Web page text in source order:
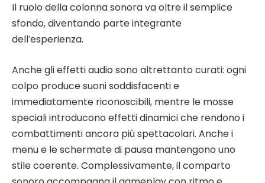
Il ruolo della colonna sonora va oltre il semplice
sfondo, diventando parte integrante
dell’esperienza.
Anche gli effetti audio sono altrettanto curati: ogni
colpo produce suoni soddisfacenti e
immediatamente riconoscibili, mentre le mosse
speciali introducono effetti dinamici che rendono i
combattimenti ancora più spettacolari. Anche i
menu e le schermate di pausa mantengono uno
stile coerente. Complessivamente, il comparto